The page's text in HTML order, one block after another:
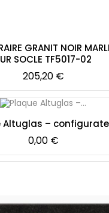
GRANIT NOIR
SOCLE TF5017-02
Prix
205,20 €
Altuglas –
Prix
0,00 €